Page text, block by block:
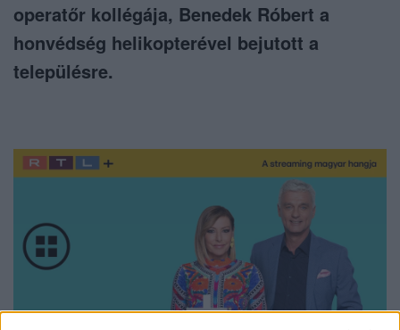
operatőr kollégája, Benedek Róbert a
honvédség helikopterével bejutott a
településre.